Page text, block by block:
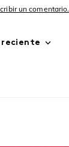
un comentario.
reciente